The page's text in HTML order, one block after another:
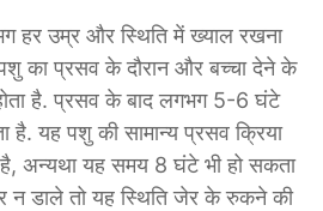
हर उम्र और स्थिति में ख्याल रखना
का प्रसव के दौरान और बच्चा देने के
है. प्रसव के बाद लगभग 5-6 घंटे
यह पशु की सामान्य प्रसव क्रिया
है, अन्यथा यह समय 8 घंटे भी हो सकता
डाले तो यह स्थिति जेर के रुकने की